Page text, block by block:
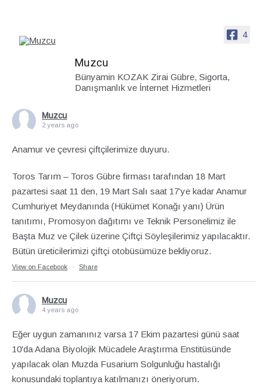
4
Muzcu
Bünyamin KOZAK Zirai Gübre, Sigorta,
Danışmanlık ve İnternet Hizmetleri
Muzcu
2 years ago
Anamur ve çevresi çiftçilerimize duyuru.
Toros Tarım – Toros Gübre firması tarafından 18 Mart
pazartesi saat 11 den, 19 Mart Salı saat 17’ye kadar Anamur
Cumhuriyet Meydanında (Hükümet Konağı yanı) Ürün
tanıtımı, Promosyon dağıtımı ve Teknik Personelimiz ile
Başta Muz ve Çilek üzerine Çiftçi Söyleşilerimiz yapılacaktır.
Bütün üreticilerimizi çiftçi otobüsümüze bekliyoruz.
View on Facebook · Share
Muzcu
4 years ago
Eğer uygun zamanınız varsa 17 Ekim pazartesi günü saat
10'da Adana Biyolojik Mücadele Araştırma Enstitüsünde
yapılacak olan Muzda Fusarium Solgunluğu hastalığı
konusundaki toplantıya katılmanızı öneriyorum.